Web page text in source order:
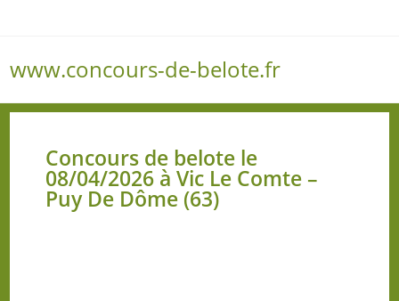
www.concours-de-belote.fr
Concours de belote le
08/04/2026 à Vic Le Comte –
Puy De Dôme (63)